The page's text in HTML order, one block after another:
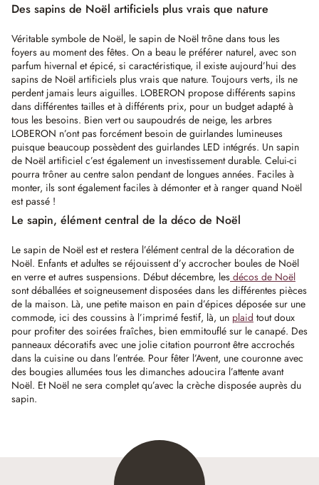
Des sapins de Noël artificiels plus vrais que nature
Véritable symbole de Noël, le sapin de Noël trône dans tous les
foyers au moment des fêtes. On a beau le préférer naturel, avec son
parfum hivernal et épicé, si caractéristique, il existe aujourd’hui des
sapins de Noël artificiels plus vrais que nature. Toujours verts, ils ne
perdent jamais leurs aiguilles. LOBERON propose différents sapins
dans différentes tailles et à différents prix, pour un budget adapté à
tous les besoins. Bien vert ou saupoudrés de neige, les arbres
LOBERON n’ont pas forcément besoin de guirlandes lumineuses
puisque beaucoup possèdent des guirlandes LED intégrés. Un sapin
de Noël artificiel c’est également un investissement durable. Celui-ci
pourra trôner au centre salon pendant de longues années. Faciles à
monter, ils sont également faciles à démonter et à ranger quand Noël
est passé !
Le sapin, élément central de la déco de Noël
Le sapin de Noël est et restera l’élément central de la décoration de
Noël. Enfants et adultes se réjouissent d’y accrocher boules de Noël
en verre et autres suspensions. Début décembre, les décos de Noël
sont déballées et soigneusement disposées dans les différentes pièces
de la maison. Là, une petite maison en pain d’épices déposée sur une
commode, ici des coussins à l’imprimé festif, là, un plaid tout doux
pour profiter des soirées fraîches, bien emmitouflé sur le canapé. Des
panneaux décoratifs avec une jolie citation pourront être accrochés
dans la cuisine ou dans l’entrée. Pour fêter l’Avent, une couronne avec
des bougies allumées tous les dimanches adoucira l’attente avant
Noël. Et Noël ne sera complet qu’avec la crèche disposée auprès du
sapin.